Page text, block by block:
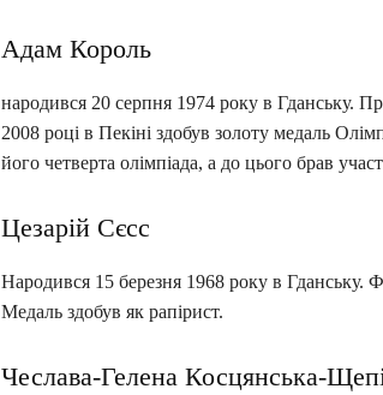
Адам Король
народився 20 серпня 1974 року в Гданську.
2008 році в Пекіні здобув золоту медаль
його четверта олімпіада, а до цього брав
Цезарій Сєсс
Народився 15 березня 1968 року в Гданську.
Медаль здобув як рапірист.
Чеслава-Гелена Косцянська-